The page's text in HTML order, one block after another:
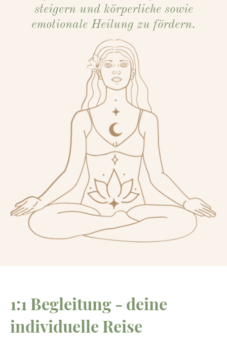
steigern und körperliche sowie
emotionale Heilung zu fördern.
1:1 Begleitung - deine
individuelle Reise